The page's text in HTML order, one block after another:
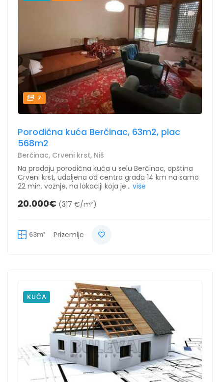
7
Porodična kuća Berčinac, 63m2, plac
568m2
Berčinac, Crveni krst, Niš
Na prodaju porodična kuća u selu Berčinac, opština
Crveni krst, udaljena od centra grada 14 km na samo
22 min. vožnje, na lokaciji koja je... više
20.000€ (317 €/m²)
63m² Prizemlje
KUĆA